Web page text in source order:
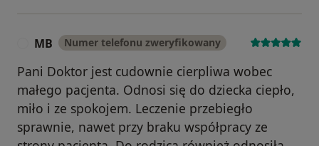
MB Numer telefonu zweryfikowany
Pani Doktor jest cudownie cierpliwa wobec
małego pacjenta. Odnosi się do dziecka ciepło,
miło i ze spokojem. Leczenie przebiegło
sprawnie, nawet przy braku współpracy ze